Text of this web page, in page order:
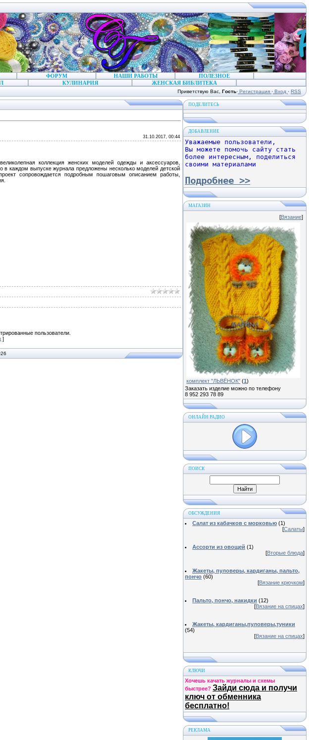
ФОРУМ НАШИ РАБОТЫ
ПОЛЕЗНОЕ
КУЛИНАРИЯ ЖЕНСКАЯ БИБЛИТЕКА
Приветствую Вас Гость· Регистрация · Вход · RSS
31.10.2017, 00:44
коллекция женских моделей одежды и аксессуаров,
в каждом выпуске журнала предложены несколько моделей детской
сопровождается подробным пошаговым описанием работы,
пользователи.
]
ПОДЕЛИТЕСЬ
ДОБАВЛЕНИЕ
Уважаемые пользователи,
Вы можете помочь сайту стать
более интересным, поделиться
своими материалами
Подробнее >>
МАГАЗИН
[Вязание]
комплект "ЛЬВЁНОК" (1)
Заказать изделие можно по телефону
8 952 293 78 89
ОНЛАЙН РАДИО
ПОИСК
ОБСУЖДЕНИЯ
Салат из кабачков с морковью (1)
[Салаты]
Ассорти из овощей (1)
[Вторые блюда]
Жакеты, пуловеры, кардиганы, пальто,
пончо (60)
[Вязание крючком]
Пальто, пончо, накидки (12)
[Вязание на спицах]
Жакеты, кардиганы,пуловеры,туники
(54)
[Вязание на спицах]
КЛЮЧИ
Хочешь качать журналы и схемы
быстрее? Зайди сюда и получи
ключ от обменника
бесплатно!
РЕКЛАМА